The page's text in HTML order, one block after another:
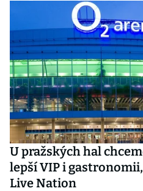
U pražských hal
lepší VIP i
Live Nation